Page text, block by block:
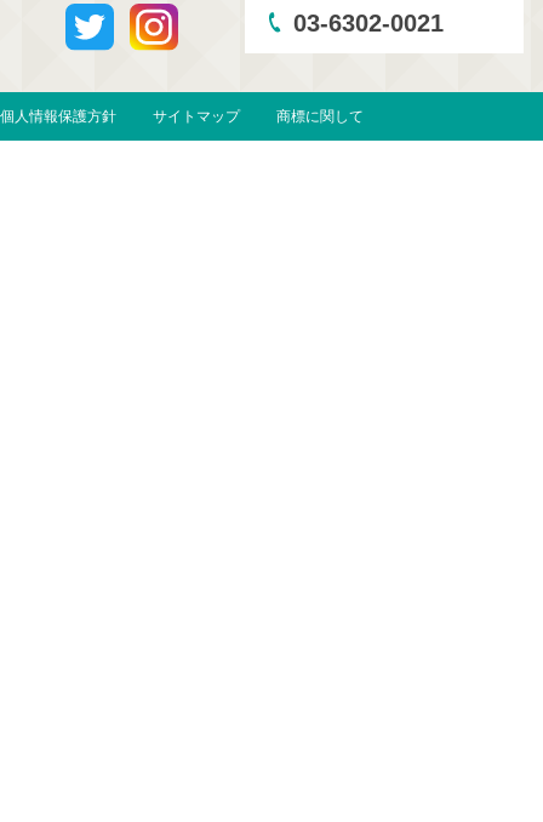
03-6302-0021
個人情報保護方針 サイトマップ 商標に関して